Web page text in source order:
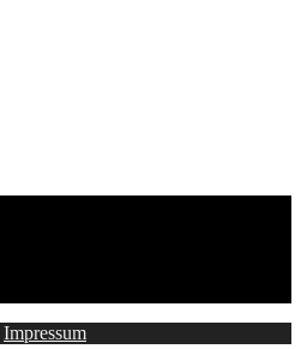
Impressum